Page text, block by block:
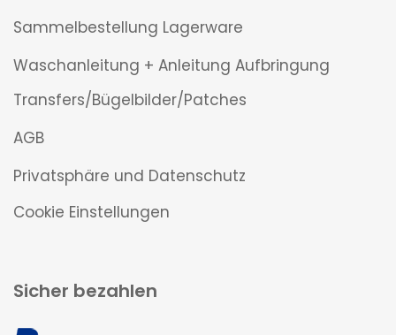
Sammelbestellung Lagerware
Waschanleitung + Anleitung Aufbringung
Transfers/Bügelbilder/Patches
AGB
Privatsphäre und Datenschutz
Cookie Einstellungen
Sicher bezahlen